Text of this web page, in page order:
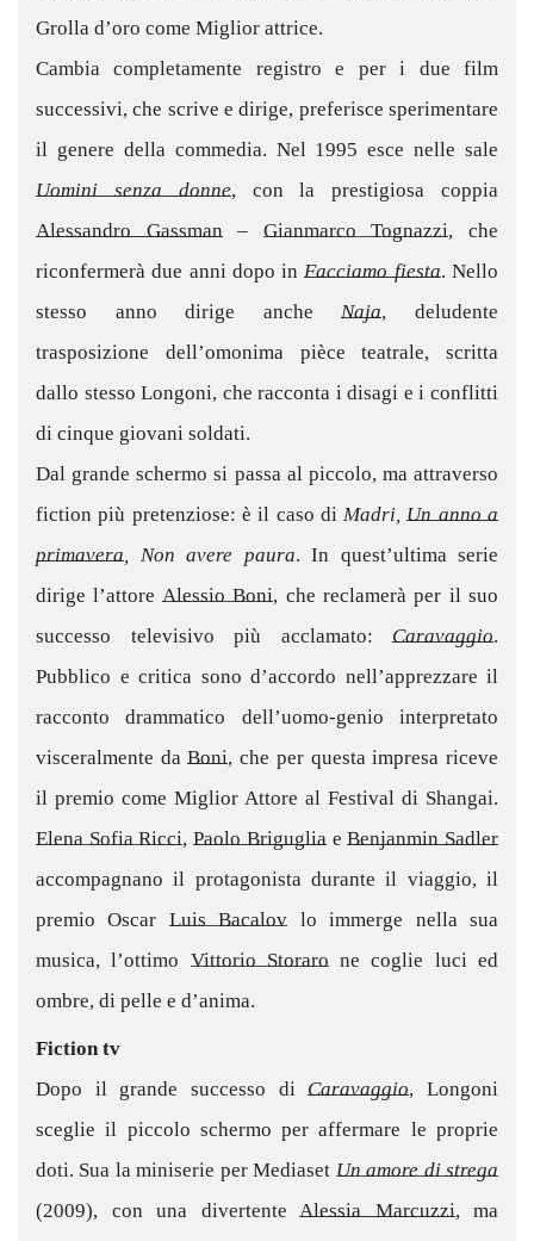
Grolla d’oro come Miglior attrice.
Cambia completamente registro e per i due film
successivi, che scrive e dirige, preferisce sperimentare
il genere della commedia. Nel 1995 esce nelle sale
Uomini senza donne, con la prestigiosa coppia
Alessandro Gassman – Gianmarco Tognazzi, che
riconfermerà due anni dopo in Facciamo fiesta. Nello
stesso anno dirige anche Naja, deludente
trasposizione dell’omonima pièce teatrale, scritta
dallo stesso Longoni, che racconta i disagi e i conflitti
di cinque giovani soldati.
Dal grande schermo si passa al piccolo, ma attraverso
fiction più pretenziose: è il caso di Madri, Un anno a
primavera , Non avere paura. In quest’ultima serie
dirige l’attore Alessio Boni, che reclamerà per il suo
successo televisivo più acclamato: Caravaggio.
Pubblico e critica sono d’accordo nell’apprezzare il
racconto drammatico dell’uomo-genio interpretato
visceralmente daBoni, che per questa impresa riceve
il premio come Miglior Attore al Festival di Shangai.
Elena Sofia Ricci,Paolo Briguglia eBenjanmin Sadler
accompagnano il protagonista durante il viaggio, il
premio Oscar Luis Bacalov lo immerge nella sua
musica, l’ottimo Vittorio Storaro ne coglie luci ed
ombre, di pelle e d’anima.
Fiction tv
Dopo il grande successo di Caravaggio, Longoni
sceglie il piccolo schermo per affermare le proprie
doti. Sua la miniserie per Mediaset Un amore di strega
(2009), con una divertente Alessia Marcuzzi, ma